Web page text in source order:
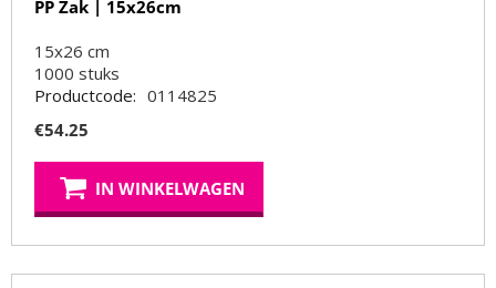
PP Zak | 15x26cm
15x26 cm
1000 stuks
Productcode: 0114825
€54.25
IN WINKELWAGEN